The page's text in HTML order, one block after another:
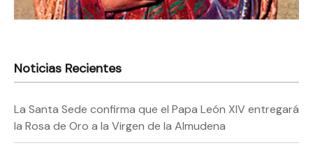
Noticias Recientes
La Santa Sede confirma que el Papa León XIV entregará
la Rosa de Oro a la Virgen de la Almudena